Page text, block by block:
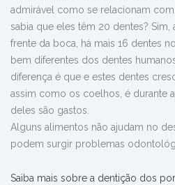
admirável como se relacionam
sabia que eles têm 20 dentes? Sim,
frente da boca, há mais 16 dentes
bem diferentes dos dentes
diferença é que e estes dentes
assim como os coelhos, é durante
deles são gastos.
Alguns alimentos não ajudam no
podem surgir problemas
Saiba mais sobre a dentição dos